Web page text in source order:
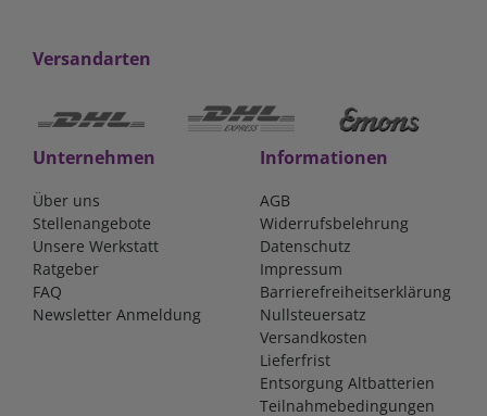
Versandarten
Unternehmen
Über uns
Stellenangebote
Unsere Werkstatt
Ratgeber
FAQ
Newsletter Anmeldung
Informationen
AGB
Widerrufsbelehrung
Datenschutz
Impressum
Barrierefreiheitserklärung
Nullsteuersatz
Versandkosten
Lieferfrist
Entsorgung Altbatterien
Teilnahmebedingungen